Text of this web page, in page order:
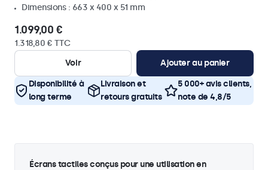
Dimensions : 663 x 400 x 51 mm
1.099,00 €
1.318,80 € TTC
Voir
Ajouter au panier
Disponibilité à
long terme
Livraison et
retours gratuits
5 000+ avis clients,
note de 4,8/5
Écrans tactiles conçus pour une utilisation en